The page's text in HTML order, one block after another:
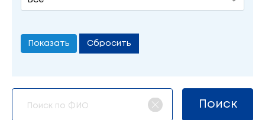
Сбросить